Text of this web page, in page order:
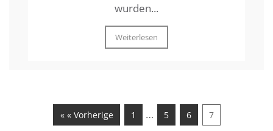
wurden...
Weiterlesen
« « Vorherige 1 … 5 6 7